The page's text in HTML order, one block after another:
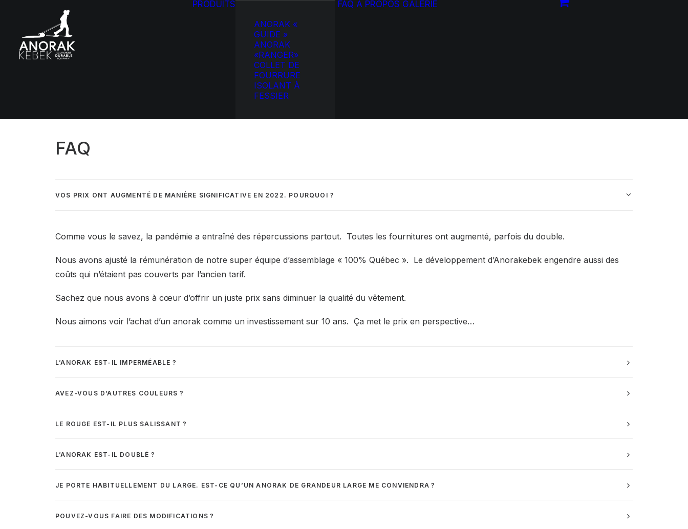
PRODUITS
ANORAK «
GUIDE »
ANORAK
«RANGER»
COLLET DE
FOURRURE
ISOLANT À
FESSIER
FAQ À PROPOS GALERIE
FAQ
VOS PRIX ONT AUGMENTÉ DE MANIÈRE SIGNIFICATIVE EN 2022. POURQUOI ?
Comme vous le savez, la pandémie a entraîné des répercussions partout. Toutes les fournitures ont augmenté, parfois du double.
Nous avons ajusté la rémunération de notre super équipe d’assemblage « 100% Québec ». Le développement d’Anorakebek engendre aussi des
coûts qui n’étaient pas couverts par l’ancien tarif.
Sachez que nous avons à cœur d’offrir un juste prix sans diminuer la qualité du vêtement.
Nous aimons voir l’achat d’un anorak comme un investissement sur 10 ans. Ça met le prix en perspective…
L’ANORAK EST-IL IMPERMÉABLE ?
AVEZ-VOUS D’AUTRES COULEURS ?
LE ROUGE EST-IL PLUS SALISSANT ?
L’ANORAK EST-IL DOUBLÉ ?
JE PORTE HABITUELLEMENT DU LARGE. EST-CE QU’UN ANORAK DE GRANDEUR LARGE ME CONVIENDRA ?
POUVEZ-VOUS FAIRE DES MODIFICATIONS ?